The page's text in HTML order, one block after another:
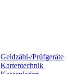
Geldzähl-/Prüfgeräte
Kartentechnik